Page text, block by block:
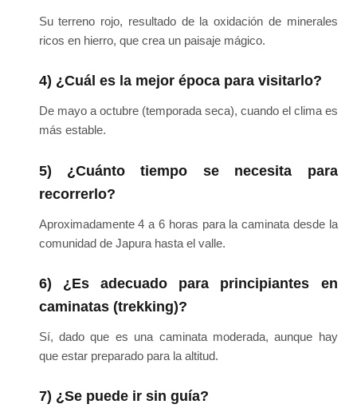
Su terreno rojo, resultado de la oxidación de minerales
ricos en hierro, que crea un paisaje mágico.
4) ¿Cuál es la mejor época para visitarlo?
De mayo a octubre (temporada seca), cuando el clima es
más estable.
5) ¿Cuánto tiempo se necesita para
recorrerlo?
Aproximadamente 4 a 6 horas para la caminata desde la
comunidad de Japura hasta el valle.
6) ¿Es adecuado para principiantes en
caminatas (trekking)?
Sí, dado que es una caminata moderada, aunque hay
que estar preparado para la altitud.
7) ¿Se puede ir sin guía?